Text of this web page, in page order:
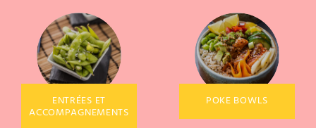
ENTRÉES ET
ACCOMPAGNEMENTS
POKE BOWLS